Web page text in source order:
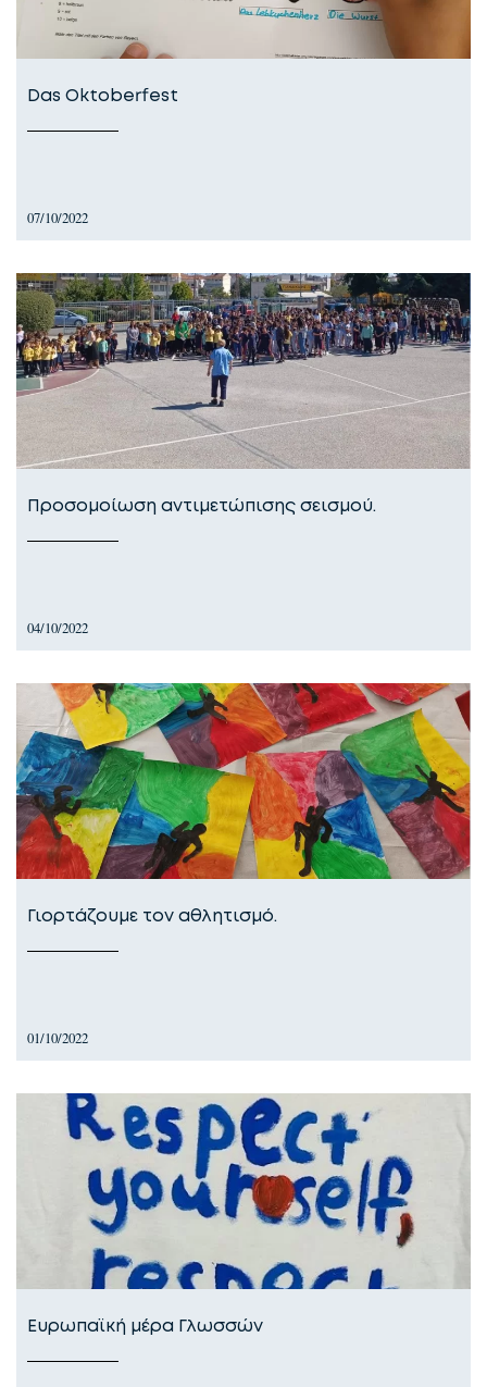
Das Oktoberfest
07/10/2022
Προσομοίωση αντιμετώπισης σεισμού.
04/10/2022
Γιορτάζουμε τον αθλητισμό.
01/10/2022
Ευρωπαϊκή μέρα Γλωσσών